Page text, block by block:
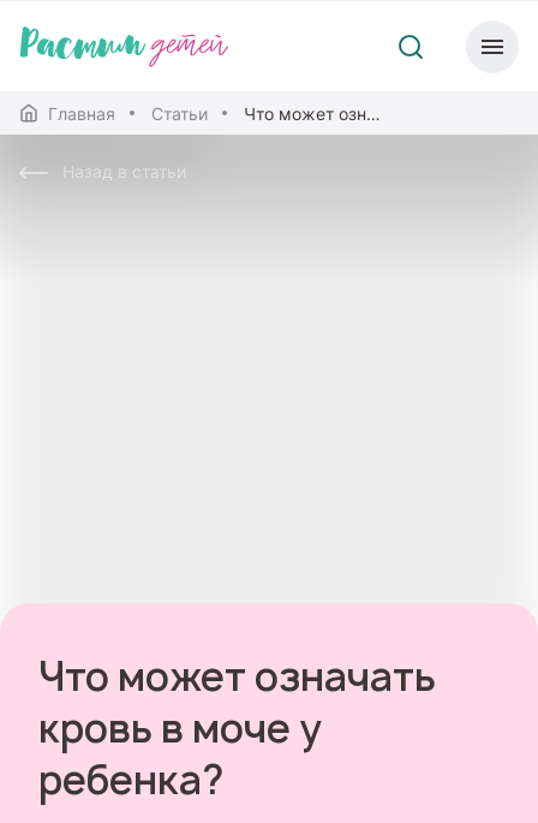
Главная Статьи Что может означать кровь в моче у ребенка?
Назад в статьи
Что может означать
кровь в моче у
ребенка?